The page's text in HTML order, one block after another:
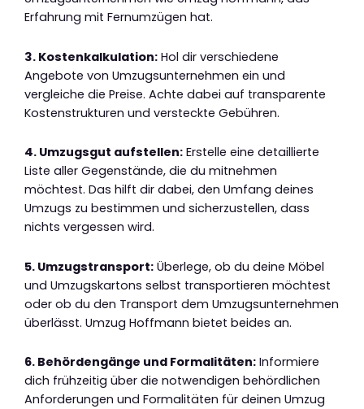
Erfahrung mit Fernumzügen hat.
3. Kostenkalkulation: Hol dir verschiedene
Angebote von Umzugsunternehmen ein und
vergleiche die Preise. Achte dabei auf transparente
Kostenstrukturen und versteckte Gebühren.
4. Umzugsgut aufstellen: Erstelle eine detaillierte
Liste aller Gegenstände, die du mitnehmen
möchtest. Das hilft dir dabei, den Umfang deines
Umzugs zu bestimmen und sicherzustellen, dass
nichts vergessen wird.
5. Umzugstransport: Überlege, ob du deine Möbel
und Umzugskartons selbst transportieren möchtest
oder ob du den Transport dem Umzugsunternehmen
überlässt. Umzug Hoffmann bietet beides an.
6. Behördengänge und Formalitäten: Informiere
dich frühzeitig über die notwendigen behördlichen
Anforderungen und Formalitäten für deinen Umzug